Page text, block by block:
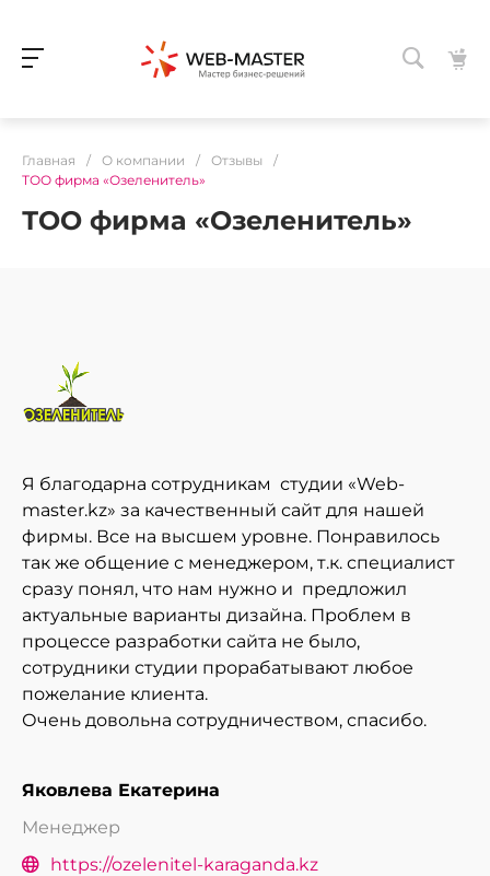
Главная / О компании / Отзывы
/
ТОО фирма «Озеленитель»
ТОО фирма «Озеленитель»
Я благодарна сотрудникам студии «Web-
master.kz» за качественный сайт для нашей
фирмы. Все на высшем уровне. Понравилось
так же общение с менеджером, т.к. специалист
сразу понял, что нам нужно и предложил
актуальные варианты дизайна. Проблем в
процессе разработки сайта не было,
сотрудники студии прорабатывают любое
пожелание клиента.
Очень довольна сотрудничеством, спасибо.
Яковлева Екатерина
Менеджер
https://ozelenitel-karaganda.kz